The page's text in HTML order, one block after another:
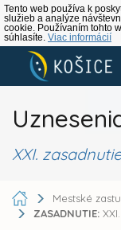
Tento web používa k
služieb a analýze
cookie. Používaním tohto
súhlasíte. Viac informácií
XXI. zasadnutie
Mestské
ZASADNUTIE: